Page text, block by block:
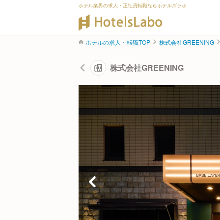
ホテル業界の求人・正社員転職ならホテルズラボ
ホテルの求人・転職TOP 株式会社GREENING
株式会社GREENING